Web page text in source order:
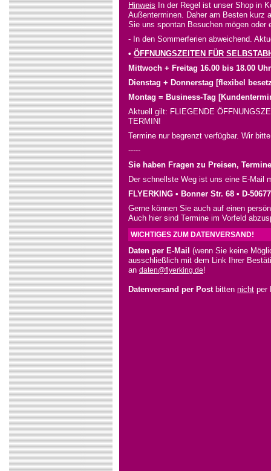
Hinweis In der Regel ist unser Shop in
Außenterminen. Daher am Besten kurz
Sie uns spontan Besuchen mögen oder
- In den Sommerferien abweichend.
• ÖFFNUNGSZEITEN FÜR
Mittwoch + Freitag 16.00 bis 18.00 Uhr
Dienstag + Donnerstag [flexibel
Montag = Business-Tag
Aktuell gilt: FLIEGENDE
TERMIN!
Termine nur begrenzt verfügbar. Wir
-----
Sie haben Fragen zu Preisen,
Der schnellste Weg ist uns eine E-Mail
FLYERKING • Bonner Str. 68 • D-
Gerne können Sie auch auf einen
Auch hier sind Termine im Vorfeld
WICHTIGES ZUM DATENVERSAND!
Daten per E-Mail (wenn Sie keine
ausschließlich mit dem Link Ihrer
an daten@flyerking.de!
Datenversand per Postbitten nicht per